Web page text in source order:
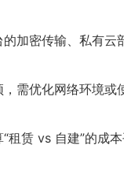
加密传输、私有云
需优化网络环境或
租赁 vs 自建”的成